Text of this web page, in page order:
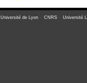
Université de Lyon- CNRS- Université